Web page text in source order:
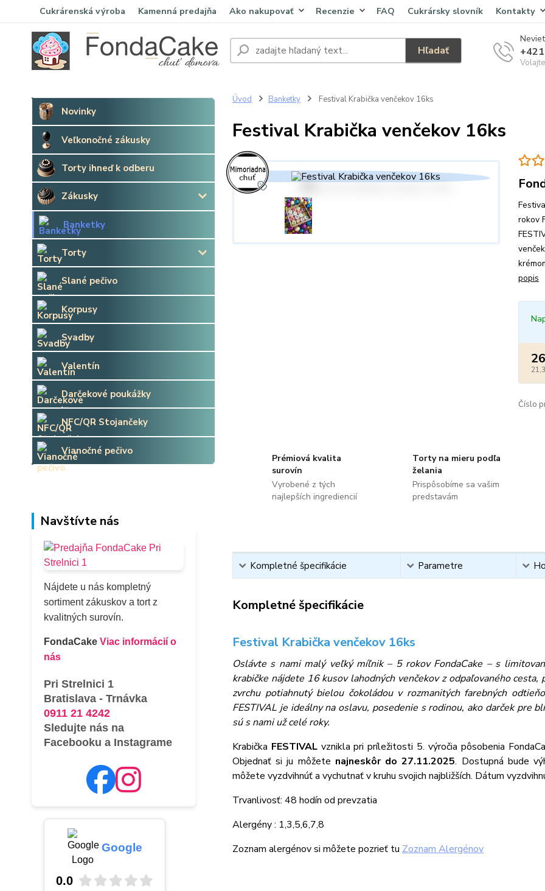
Cukrárenská výroba Kamenná predajňa Ako nakupovať Recenzie FAQ Cukrársky slovník Kontakty
Hľadať
Novinky
Veľkonočné zákusky
Torty ihneď k odberu
Zákusky
Banketky
Torty
Slané pečivo
Korpusy
Svadby
Valentín
Darčekové poukážky
NFC/QR Stojančeky
Vianočné pečivo
Navštívte nás
Nájdete u nás kompletný
sortiment zákuskov a tort z
kvalitných surovín.
FondaCake Viac informácií o
nás
Pri Strelnici 1
Bratislava - Trnávka
0911 21 4242
Sledujte nás na
Facebooku a Instagrame
Google
0.0
Úvod Banketky Festival Krabička venčekov 16ks
Festival Krabička venčekov 16ks
rokov
popis
Číslo
Prémiová kvalita
surovín
Vyrobené z tých
najlepších ingrediencií
Torty na mieru podľa
želania
Prispôsobíme sa vašim
predstavám
Kompletné špecifikácie Parametre
Kompletné špecifikácie
Festival Krabička venčekov 16ks
Oslávte s nami malý veľký míľnik – 5 rokov FondaCake – s
krabičke nájdete 16 kusov lahodných venčekov z odpaľovaného
zvrchu potiahnutý bielou čokoládou v rozmanitých farebných
FESTIVAL je ideálny na oslavu, posedenie s rodinou, ako darček pre
sú s nami už celé roky.
Krabička FESTIVALvznikla pri príležitosti 5. výročia pôsobenia
Objednať si ju môžete najneskôr do 27.11.2025. Dostupná bude
môžete vyzdvihnúť a vychutnať v kruhu svojich najbližších. Dátum
Trvanlivosť: 48 hodín od prevzatia
Alergény : 1,3,5,6,7,8
Zoznam alergénov si môžete pozrieť tu Zoznam Alergénov